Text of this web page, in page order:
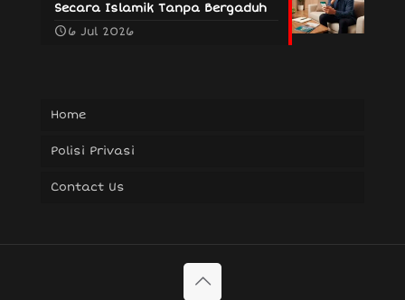
Secara Islamik Tanpa Bergaduh
6 Jul 2026
Home
Polisi Privasi
Contact Us